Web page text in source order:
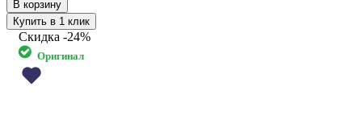
Купить в 1 клик
Скидка -24%
Оригинал